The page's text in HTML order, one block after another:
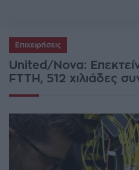
Επιχειρήσεις
United/Nova:
FTTH, 512 χιλιάδες